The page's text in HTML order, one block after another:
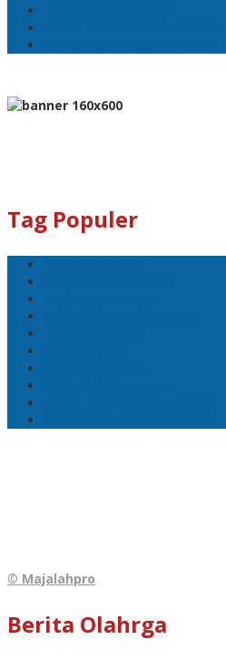
Tag Populer
© Majalahpro
Berita Olahrga